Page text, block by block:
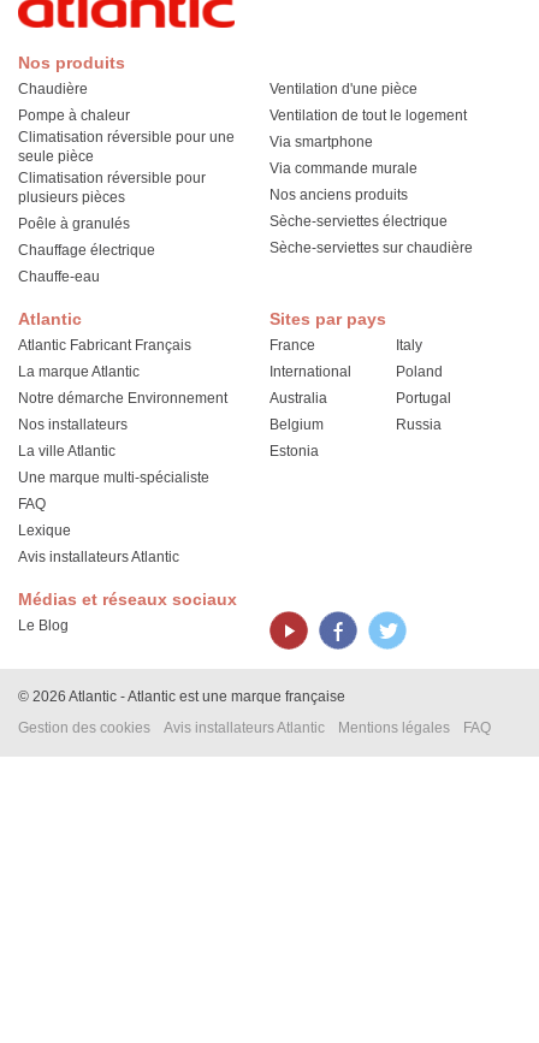
Atlantic
Atlantic Fabricant Français
La marque Atlantic
Notre démarche Environnement
Nos installateurs
La ville Atlantic
Une marque multi-spécialiste
FAQ
Lexique
Avis installateurs Atlantic
Nos produits
Chaudière
Pompe à chaleur
Climatisation réversible pour une
seule pièce
Climatisation réversible pour
plusieurs pièces
Poêle à granulés
Chauffage électrique
Chauffe-eau
Ventilation d'une pièce
Ventilation de tout le logement
Via smartphone
Via commande murale
Nos anciens produits
Sèche-serviettes électrique
Sèche-serviettes sur chaudière
Sites par pays
France
International
Australia
Belgium
Estonia
Italy
Poland
Portugal
Russia
Médias et réseaux sociaux
Le Blog
© 2026 Atlantic - Atlantic est une marque française
Gestion des cookies
Avis installateurs Atlantic Mentions légales FAQ